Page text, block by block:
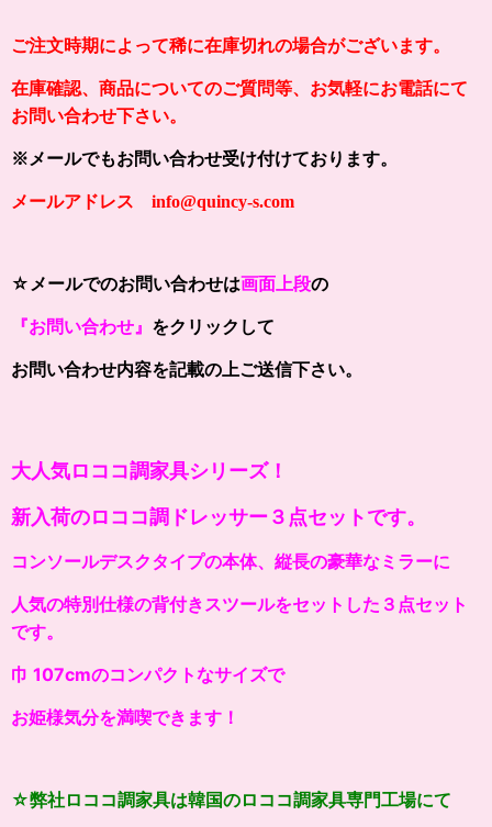
ご注文時期によって稀に在庫切れの場合がございます。
在庫確認、商品についてのご質問等、お気軽にお電話にて
お問い合わせ下さい。
※メールでもお問い合わせ受け付けております。
メールアドレス info@quincy-s.com
☆メールでのお問い合わせは画面上段の
『お問い合わせ』 をクリックして
お問い合わせ内容を記載の上ご送信下さい。
大人気ロココ調家具シリーズ！
新入荷のロココ調ドレッサー３点セットです。
コンソールデスクタイプの本体、縦長の豪華なミラーに
人気の特別仕様の背付きスツールをセットした３点セット
です。
巾 107cmのコンパクトなサイズで
お姫様気分を満喫できます！
☆弊社ロココ調家具は韓国のロココ調家具専門工場にて